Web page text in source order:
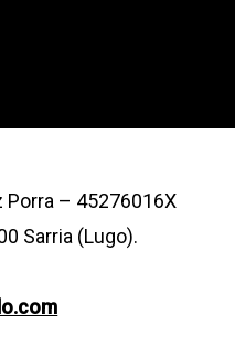
– 45276016X
Sarria (Lugo).